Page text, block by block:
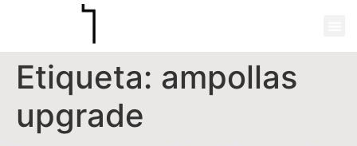
Etiqueta: ampollas
upgrade